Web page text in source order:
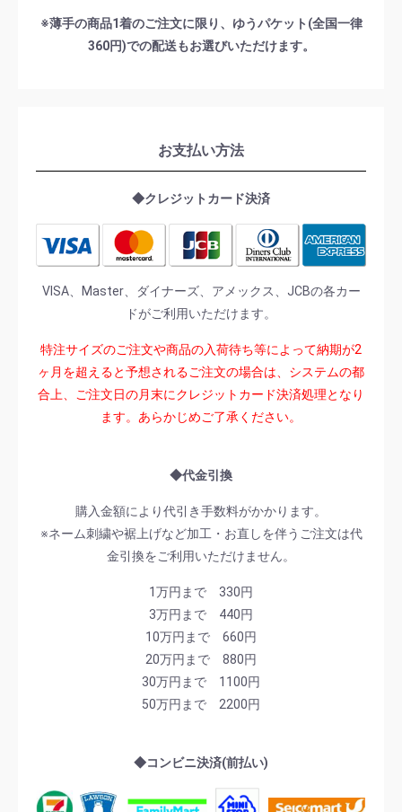
※薄手の商品1着のご注文に限り、ゆうパケット(全国一律
360円)での配送もお選びいただけます。
お支払い方法
◆クレジットカード決済
VISA、Master、ダイナーズ、アメックス、JCBの各カー
ドがご利用いただけます。
特注サイズのご注文や商品の入荷待ち等によって納期が2
ヶ月を超えると予想されるご注文の場合は、システムの都
合上、ご注文日の月末にクレジットカード決済処理となり
ます。あらかじめご了承ください。
◆代金引換
購入金額により代引き手数料がかかります。
※ネーム刺繍や裾上げなど加工・お直しを伴うご注文は代
金引換をご利用いただけません。
1万円まで 330円
3万円まで 440円
10万円まで 660円
20万円まで 880円
30万円まで 1100円
50万円まで 2200円
◆コンビニ決済(前払い)